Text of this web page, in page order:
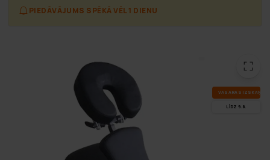
PIEDĀVĀJUMS SPĒKĀ VĒL 1 DIENU
VA­SA­RAS IZ­SKA­ŅA
LĪDZ 9.8.